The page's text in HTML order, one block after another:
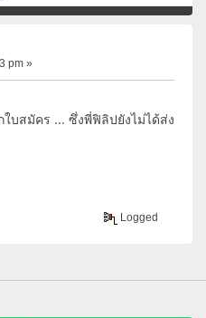
pm »
บสมัคร ... ซึ่งพี่ฟิลิปยังไม่ได้ส่ง
Logged